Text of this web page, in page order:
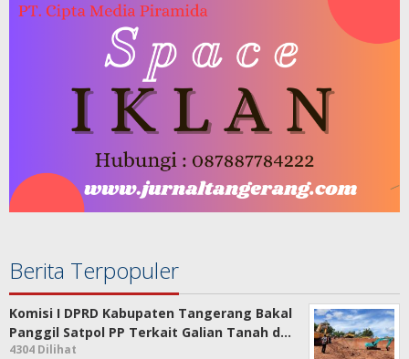
Berita Terpopuler
Komisi I DPRD Kabupaten Tangerang Bakal
Panggil Satpol PP Terkait Galian Tanah d…
4304 Dilihat